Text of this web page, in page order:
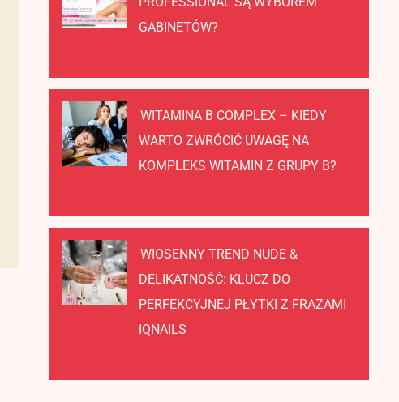
GABINETÓW?
WITAMINA B COMPLEX – KIEDY
WARTO ZWRÓCIĆ UWAGĘ NA
KOMPLEKS WITAMIN Z GRUPY B?
WIOSENNY TREND NUDE &
DELIKATNOŚĆ: KLUCZ DO
PERFEKCYJNEJ PŁYTKI Z FRAZAMI
IQNAILS